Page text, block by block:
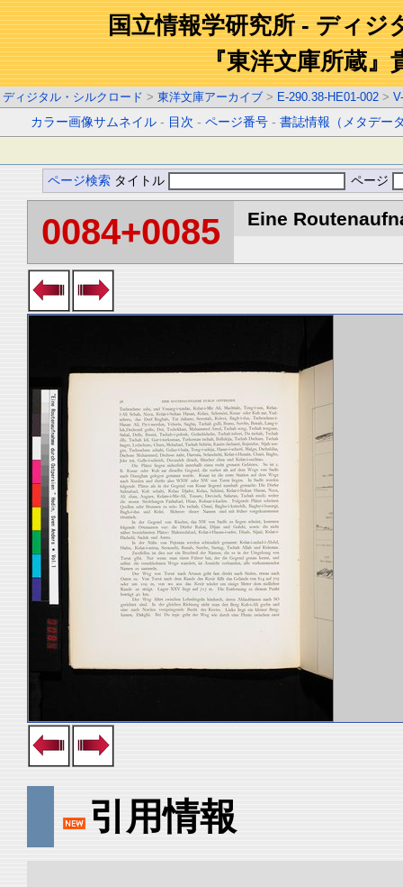
国立情報学研究所 - ディジ
『東洋文庫所蔵』
ディジタル・シルクロード > 東洋文庫アーカイブ > E-290.38-HE01-002 >
カラー画像サムネイル - 目次 -ページ番号 -書誌情報（メタデー
ページ検索 タイトル ページ
0084+0085 Eine
引用情報